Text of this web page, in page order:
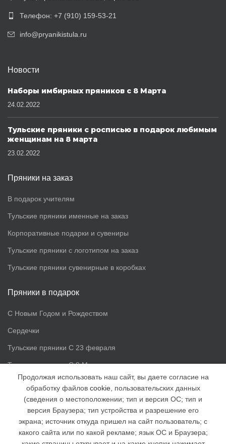
Телефон: +7 (910) 159-53-21
info@pryanikistula.ru
Новости
Наборы имбирных пряников с 8 Марта
24.02.2022
Тульские пряники с росписью в подарок любимым
женщинам на 8 марта
23.02.2022
Пряники на заказ
В подарок учителям
Тульские пряники именные на заказ
Корпоративные подарки и сувениры
Тульские пряники с логотипом на заказ
Тульские пряники сувенирные в коробках
Пряники в подарок
С Новым Годом и Рождеством
Сердечки
Тульские пряники С 23 февраля
Тульские пряники С 8 Марта
Доп. информация
Статьи
Доставка и оплата
Продолжая использовать наш сайт, вы даете согласие на
обработку файлов cookie, пользовательских данных
(сведения о местоположении; тип и версия ОС; тип и
версия Браузера; тип устройства и разрешение его
экрана; источник откуда пришел на сайт пользователь; с
какого сайта или по какой рекламе; язык ОС и Браузера;